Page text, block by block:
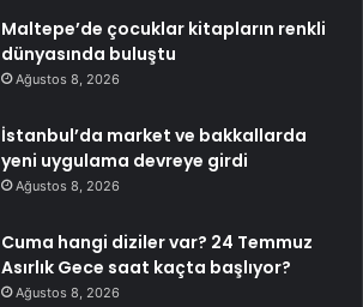
Maltepe’de çocuklar kitapların renkli
dünyasında buluştu
Ağustos 8, 2026
İstanbul’da market ve bakkallarda
yeni uygulama devreye girdi
Ağustos 8, 2026
Cuma hangi diziler var? 24 Temmuz
Asırlık Gece saat kaçta başlıyor?
Ağustos 8, 2026